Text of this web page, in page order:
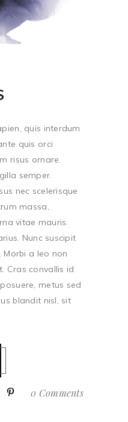
quis interdum
quis orci
risus ornare.
semper.
nec scelerisque
massa,
vitae mauris.
Nunc suscipit
Morbi a leo non
Cras convallis id
metus sed
blandit nisl, sit
0 Comments